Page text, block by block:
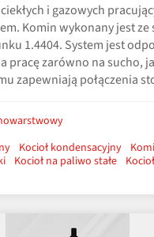
i gazowych
Komin wykonany jest ze
1.4404. System jest
pracę zarówno na sucho,
zapewniają połączenia
Kocioł kondensacyjny
Kocioł na paliwo stałe